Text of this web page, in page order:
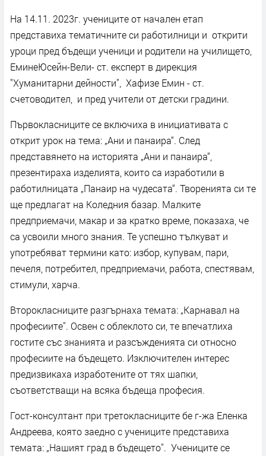
На 14.11. 2023г. учениците от начален етап
представиха тематичните си работилници и открити
уроци пред бъдещи ученици и родители на училището,
ЕминеЮсейн-Вели- ст. експерт в дирекция
"Хуманитарни дейности", Хафизе Емин - ст.
счетоводител, и пред учители от детски градини.
Първокласниците се включиха в инициативата с
открит урок на тема: „Ани и панаира“. След
представянето на историята „Ани и панаира“,
презентираха изделията, които са изработили в
работилницата „Панаир на чудесата“. Творенията си те
ще предлагат на Коледния базар. Малките
предприемачи, макар и за кратко време, показаха, че
са усвоили много знания. Те успешно тълкуват и
употребяват термини като: избор, купувам, пари,
печеля, потребител, предприемачи, работа, спестявам,
стимули, харча.
Второкласниците разгърнаха темата: „Карнавал на
професиите". Освен с облеклото си, те впечатлиха
гостите със знанията и разсъжденията си относно
професиите на бъдещето. Изключителен интерес
предизвикаха изработените от тях шапки,
съответстващи на всяка бъдеща професия.
Гост-консултант при третокласниците бе г-жа Еленка
Андреева, която заедно с учениците представиха
темата: „Нашият град в бъдещето". Учениците се